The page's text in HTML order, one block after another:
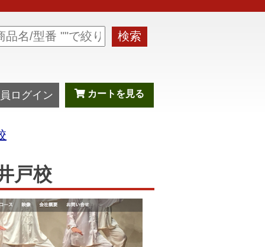
検索
ログイン カートを見る
戸校